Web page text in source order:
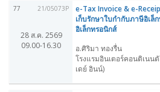
77 21/05073P
28 ส.ค. 2569
09.00-16.30
e-Tax Invoice & e-
เก็บรักษาใบกำกับภาษีอิเล็
อิเล็กทรอนิกส์
อ.ศิริมา ทองรื่น
โรงแรมอินเตอร์คอนติเนน
เดย์ อินน์)